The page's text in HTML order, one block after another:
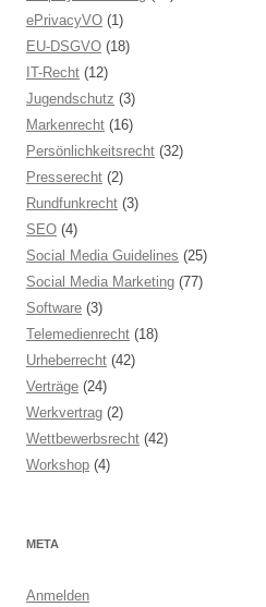
ePrivacyVO (1)
EU-DSGVO (18)
IT-Recht (12)
Jugendschutz (3)
Markenrecht (16)
Persönlichkeitsrecht (32)
Presserecht (2)
Rundfunkrecht (3)
SEO (4)
Social Media Guidelines (25)
Social Media Marketing (77)
Software (3)
Telemedienrecht (18)
Urheberrecht (42)
Verträge (24)
Werkvertrag (2)
Wettbewerbsrecht (42)
Workshop (4)
META
Anmelden